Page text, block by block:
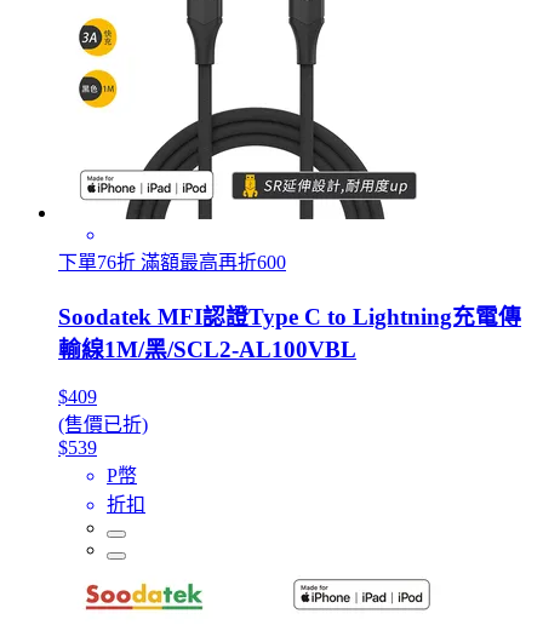
下單76折 滿額最高再折600
Soodatek MFI認證Type C to Lightning充電傳
輸線1M/黑/SCL2-AL100VBL
$409
(售價已折)
$539
P幣
折扣